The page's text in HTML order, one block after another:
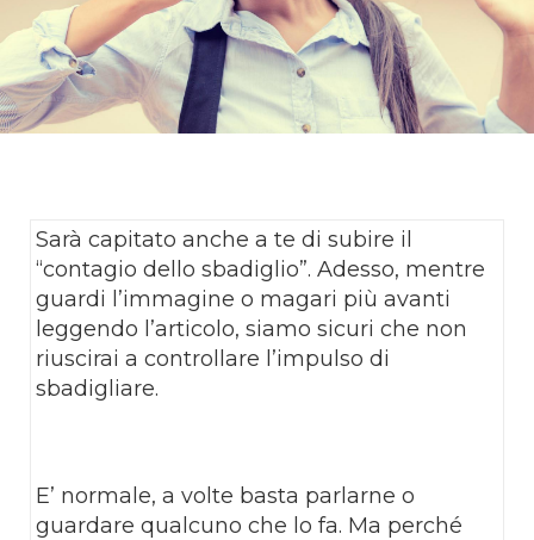
Sarà capitato anche a te di subire il
“contagio dello sbadiglio”. Adesso, mentre
guardi l’immagine o magari più avanti
leggendo l’articolo, siamo sicuri che non
riuscirai a controllare l’impulso di
sbadigliare.
E’ normale, a volte basta parlarne o
guardare qualcuno che lo fa. Ma perché